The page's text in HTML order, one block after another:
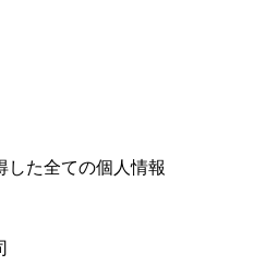
した全ての個人情報